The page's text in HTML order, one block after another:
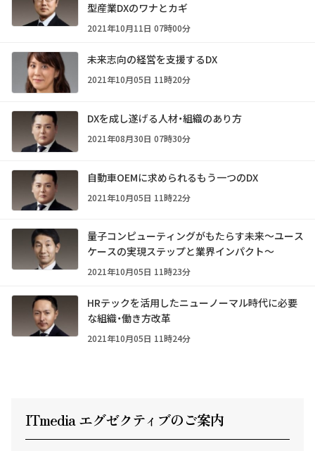
型産業DXのワナとカギ
2021年10月11日 07時00分
未来志向の経営を支援するDX
2021年10月05日 11時20分
DXを成し遂げる人材・組織のあり方
2021年08月30日 07時30分
自動車OEMに求められるもう一つのDX
2021年10月05日 11時22分
量子コンピューティングがもたらす未来～ユース
ケースの実現ステップと業界インパクト～
2021年10月05日 11時23分
HRテックを活用したニューノーマル時代に必要
な組織・働き方改革
2021年10月05日 11時24分
ITmedia エグゼクティ ブのご案内